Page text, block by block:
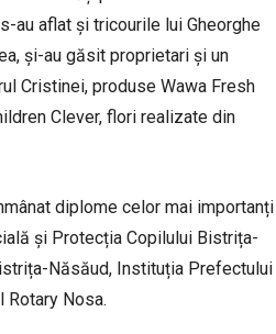
au aflat și tricourile lui Gheorghe
și-au găsit proprietari și un
Cristinei, produse Wawa Fresh
Clever, flori realizate din
diplome celor mai importanți
și Protecția Copilului Bistrița-
Năsăud, Instituția Prefectului
Nosa.